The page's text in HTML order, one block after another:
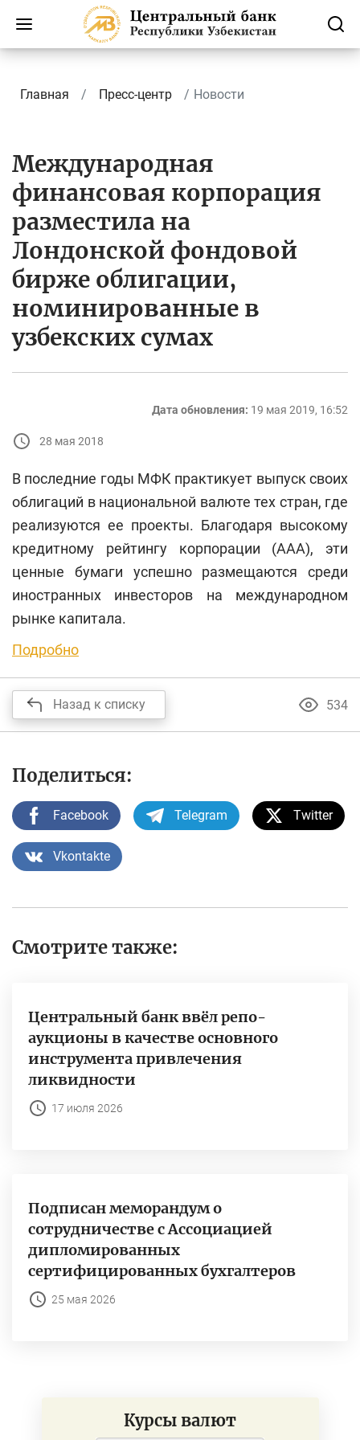
Главная Пресс-центр Новости
Международная
финансовая корпорация
разместила на
Лондонской фондовой
бирже облигации,
номинированные в
узбекских сумах
Дата обновления: 19 мая 2019, 16:52
28 мая 2018
В последние годы МФК практикует выпуск своих
облигаций в национальной валюте тех стран, где
реализуются ее проекты. Благодаря высокому
кредитному рейтингу корпорации (ААА), эти
ценные бумаги успешно размещаются среди
иностранных инвесторов на международном
рынке капитала.
Подробно
Назад к списку 534
Поделиться:
Facebook Telegram Twitter
Vkontakte
Смотрите также:
Центральный банк ввёл репо-
аукционы в качестве основного
инструмента привлечения
ликвидности
17 июля 2026
Подписан меморандум о
сотрудничестве с Ассоциацией
дипломированных
сертифицированных бухгалтеров
25 мая 2026
Курсы валют